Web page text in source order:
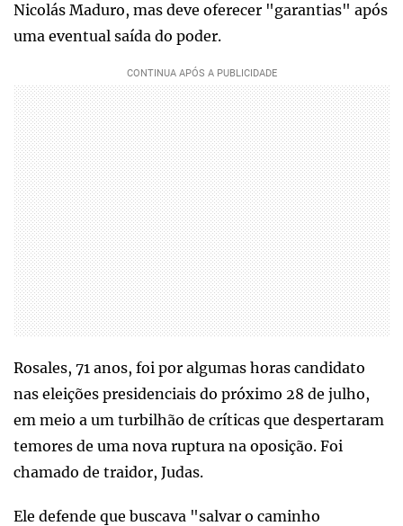
Nicolás Maduro, mas deve oferecer "garantias" após
uma eventual saída do poder.
Rosales, 71 anos, foi por algumas horas candidato
nas eleições presidenciais do próximo 28 de julho,
em meio a um turbilhão de críticas que despertaram
temores de uma nova ruptura na oposição. Foi
chamado de traidor, Judas.
Ele defende que buscava "salvar o caminho